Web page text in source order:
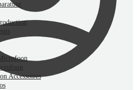
Accessoires